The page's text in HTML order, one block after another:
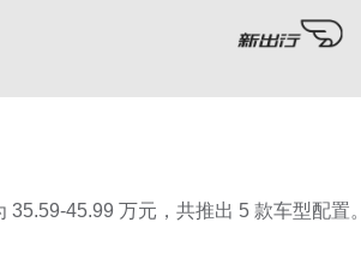
45.99 万元，共推出 5 款车型配置。